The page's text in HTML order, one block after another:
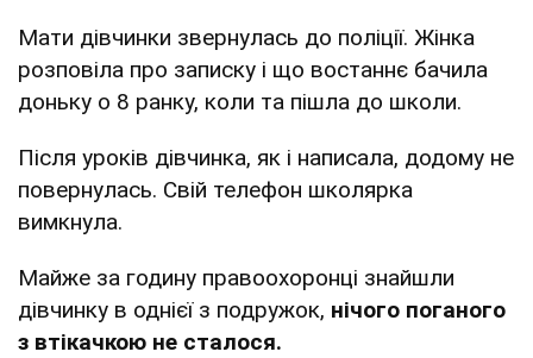
Мати дівчинки звернулась до поліції. Жінка
розповіла про записку і що востаннє бачила
доньку о 8 ранку, коли та пішла до школи.
Після уроків дівчинка, як і написала, додому не
повернулась. Свій телефон школярка
вимкнула.
Майже за годину правоохоронці знайшли
дівчинку в однієї з подружок, нічого поганого
з втікачкою не сталося.